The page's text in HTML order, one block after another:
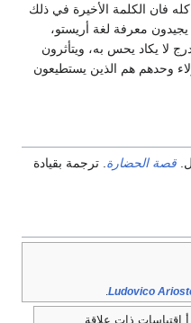
فان الكلمة الأخيرة في ذلك
معرفة لغة أريستو،
لا يكاد يحس به، ويتأثرون
وحدهم هم الذين يستطيعون
قصة الحضارة. ترجمة بقيادة
Ludovico
.
اقتباسات ذات علاقة